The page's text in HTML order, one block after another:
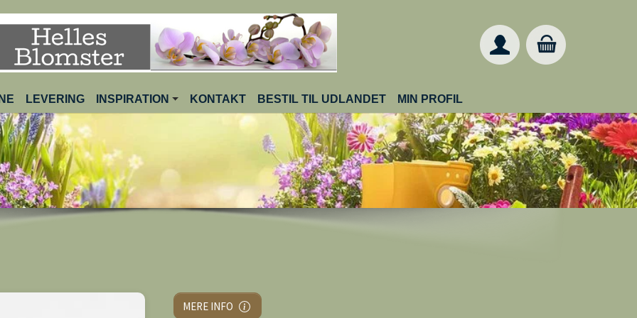
(CURRENT)
LEVERING INSPIRATION KONTAKT BESTIL TIL UDLANDET MIN PROFIL
MERE INFO